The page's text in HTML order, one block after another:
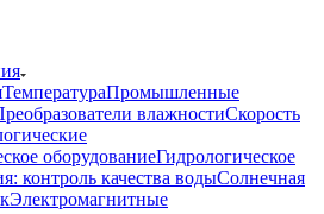
ТемператураПромышленные
влажностиСкорость
оборудованиеГидрологическое
контроль качества водыСолнечная
Электромагнитные